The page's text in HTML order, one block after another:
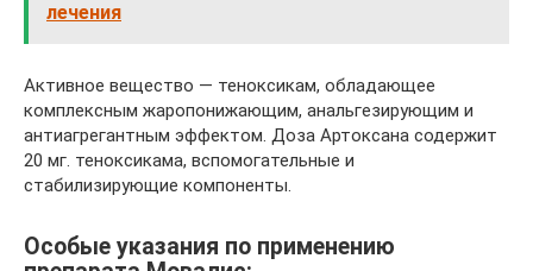
лечения
Активное вещество — теноксикам, обладающее
комплексным жаропонижающим, анальгезирующим и
антиагрегантным эффектом. Доза Артоксана содержит
20 мг. теноксикама, вспомогательные и
стабилизирующие компоненты.
Особые указания по применению